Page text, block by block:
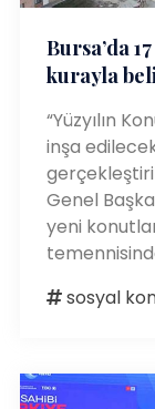
Bursa’da
kurayla
“Yüzyılın
inşa
Genel
yeni
sosyal